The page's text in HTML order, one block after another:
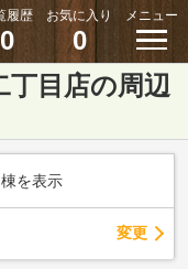
履歴
0
お気に入り
0
メニュー
目店の周辺
棟を表示
変更